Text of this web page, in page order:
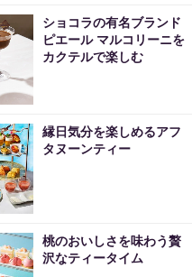
ショコラの有名ブランド
ピエール マルコリーニを
カクテルで楽しむ
縁日気分を楽しめるアフ
タヌーンティー
桃のおいしさを味わう贅
沢なティータイム